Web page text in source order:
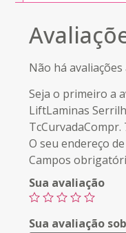
Não há avaliações
Seja o primeiro a
LiftLaminas
TcCurvadaCompr.
O seu endereço
Campos
Sua avaliação
Sua avaliação